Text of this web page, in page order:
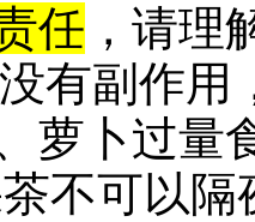
任 ，请理
有副作用
萝卜过量
不可以隔